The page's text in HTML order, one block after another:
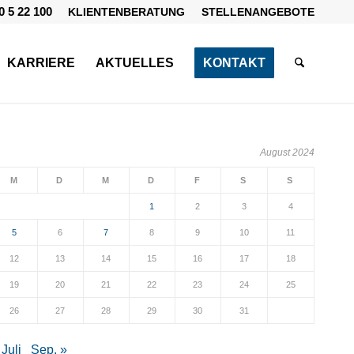
KLIENTENBERATUNG STELLENANGEBOTE
5 22 100
KARRIERE AKTUELLES KONTAKT
August 2024
M D M D F S S
1 2 3 4
5 6 7 8 9 10 11
12 13 14 15 16 17 18
19 20 21 22 23 24 25
26 27 28 29 30 31
Sep. »